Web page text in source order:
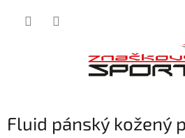
Fluid pánský kožený